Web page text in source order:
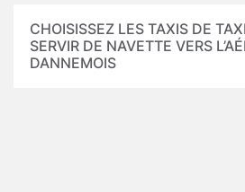
CHOISISSEZ LES TAXIS DE
SERVIR DE NAVETTE VERS
DANNEMOIS